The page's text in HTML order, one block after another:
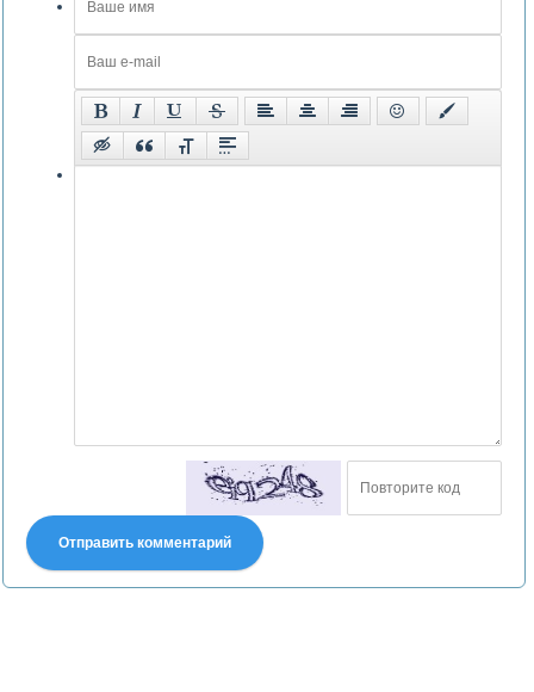
Отправить комментарий